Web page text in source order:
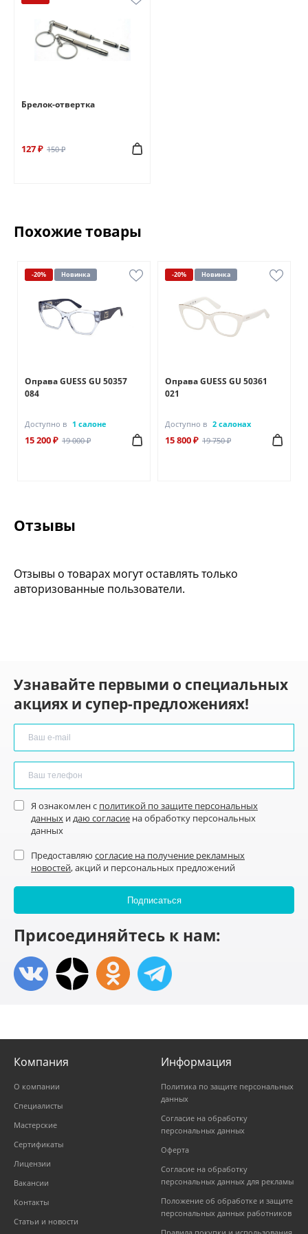
Брелок-отвертка
127 ₽ 150 ₽
Похожие товары
-20% Новинка
Оправа GUESS GU 50357
084
Доступно в 1 салоне
15 200 ₽ 19 000 ₽
-20% Новинка
Оправа GUESS GU 50361
021
Доступно в 2 салонах
15 800 ₽ 19 750 ₽
Отзывы
Отзывы о товарах могут оставлять только
авторизованные пользователи.
Узнавайте первыми о специальных
акциях и супер-предложениях!
Я ознакомлен с политикой по защите персональных
данных идаю согласие на обработку персональных
данных
Предоставляю согласие на получение рекламных
новостей, акций и персональных предложений
Присоединяйтесь к нам:
Компания
О компании
Специалисты
Мастерские
Сертификаты
Лицензии
Вакансии
Контакты
Статьи и новости
Информация
Политика по защите персональных
данных
Согласие на обработку
персональных данных
Оферта
Согласие на обработку
персональных данных для рекламы
Положение об обработке и защите
персональных данных работников